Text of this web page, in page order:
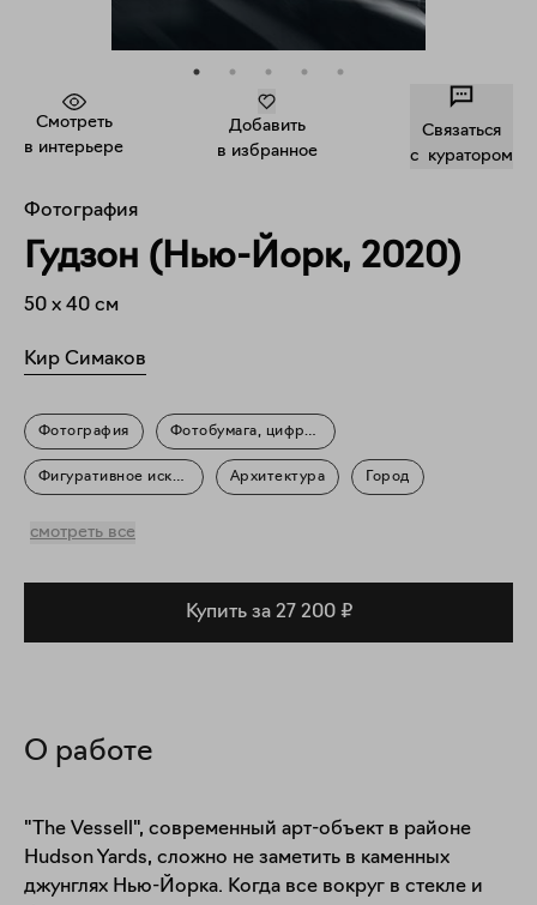
Смотреть
в интерьере
Добавить
в избранное
Связаться
c куратором
Фотография
Гудзон (Нью-Йорк, 2020)
50 x 40 см
Кир Симаков
Фотография Фотобумага, цифровая печать
Фигуративное искусство Архитектура Город
смотреть все
Купить за 27 200 ₽
О работе
"The Vessell", современный арт-объект в районе
Hudson Yards, сложно не заметить в каменных
джунглях Нью-Йорка. Когда все вокруг в стекле и